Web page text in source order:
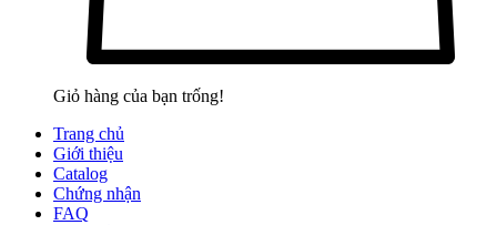
Giỏ hàng của bạn trống!
Trang chủ
Giới thiệu
Catalog
Chứng nhận
FAQ